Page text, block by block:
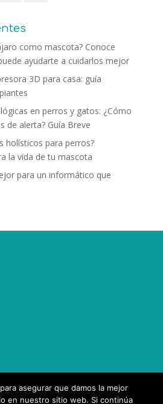
como mascota? Conoce
ayudarte a cuidarlos mejor
3D para casa: guía
en perros y gatos: ¿Cómo
de alerta? Guía Breve
holísticos para perros?
la vida de tu mascota
para un informático que
asegurar que damos la mejor
en nuestro sitio web. Si continúa